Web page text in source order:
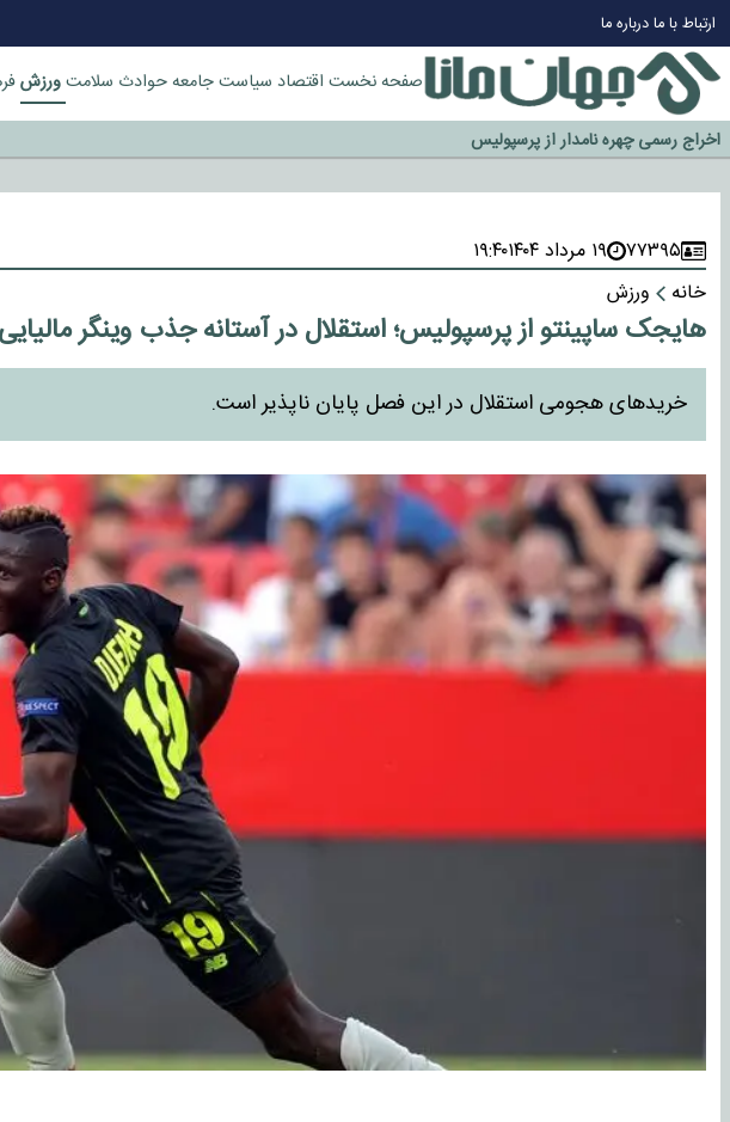
ارتباط با مادرباره ما
صفحه نخست اقتصاد سیاستجامعهحوادث سلامتورزش
چرا طلا دوباره افزایشی شد؟
گزینه جدایی اوسمار روی میز مدیران پرسپولیس
آیا رئیس جمهور آمریکا قانون را دور می‌زند؟
اخراج رسمی چهره نامدار از پرسپولیس
سازمان اطلاعات سپاه: پروژه دولت ترامپ برای مهار چین، روسیه و اروپا شکست خورد
۷۷۳۹۵ ۱۹ مرداد ۱۴۰۴
۱۹:۴۰
خانه
ورزش
هایجک ساپینتو از پرسپولیس؛ استقلال در آستانه جذب وینگر مالیایی
خریدهای هجومی استقلال در این فصل پایان ناپذیر است.